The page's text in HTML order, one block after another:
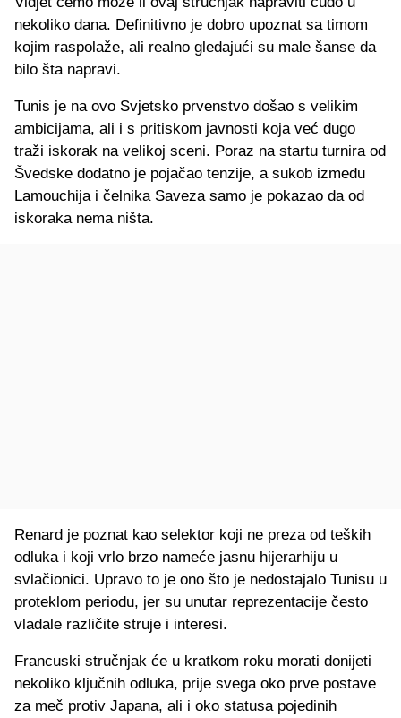
nekoliko dana. Definitivno je dobro upoznat sa timom
kojim raspolaže, ali realno gledajući su male šanse da
bilo šta napravi.
Tunis je na ovo Svjetsko prvenstvo došao s velikim
ambicijama, ali i s pritiskom javnosti koja već dugo
traži iskorak na velikoj sceni. Poraz na startu turnira od
Švedske dodatno je pojačao tenzije, a sukob između
Lamouchija i čelnika Saveza samo je pokazao da od
iskoraka nema ništa.
Renard je poznat kao selektor koji ne preza od teških
odluka i koji vrlo brzo nameće jasnu hijerarhiju u
svlačionici. Upravo to je ono što je nedostajalo Tunisu u
proteklom periodu, jer su unutar reprezentacije često
vladale različite struje i interesi.
Francuski stručnjak će u kratkom roku morati donijeti
nekoliko ključnih odluka, prije svega oko prve postave
za meč protiv Japana, ali i oko statusa pojedinih